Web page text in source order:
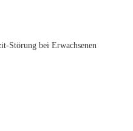
Störung bei Erwachsenen